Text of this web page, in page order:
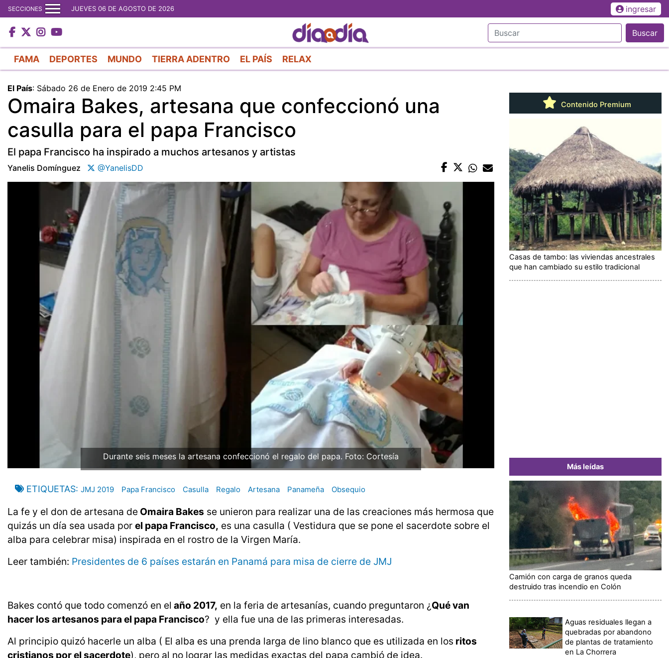
al
contenido
principal
SECCIONES JUEVES 06 DE AGOSTO DE 2026 ingresar
Buscar
FAMA DEPORTES MUNDO TIERRA ADENTRO EL PAÍS RELAX
El País: Sábado 26 de Enero de 2019 2:45 PM
Omaira Bakes, artesana que confeccionó una
casulla para el papa Francisco
El papa Francisco ha inspirado a muchos artesanos y artistas
Yanelis Domínguez @YanelisDD
Durante seis meses la artesana confeccionó el regalo del papa. Foto: Cortesía
ETIQUETAS JMJ 2019 Papa Francisco Casulla Regalo Artesana Panameña Obsequio
La fe y el don de artesana de Omaira Bakes se unieron para realizar una de las creaciones más hermosa que
quizás un día sea usada por el papa Francisco, es una casulla ( Vestidura que se pone el sacerdote sobre el
alba para celebrar misa) inspirada en el rostro de la Virgen María.
Leer también: Presidentes de 6 países estarán en Panamá para misa de cierre de JMJ
Bakes contó que todo comenzó en el año 2017, en la feria de artesanías, cuando preguntaron ¿Qué van
hacer los artesanos para el papa Francisco? y ella fue una de las primeras interesadas.
Al principio quizó hacerle un alba ( El alba es una prenda larga de lino blanco que es utilizada en los ritos
cristianos por el sacerdote), pero al no lograr las medidas exactas del papa cambió de idea.
Contenido Premium
Casas de tambo: las viviendas ancestrales
que han cambiado su estilo tradicional
Más leídas
Camión con carga de granos queda
destruido tras incendio en Colón
Aguas residuales llegan a
quebradas por abandono
de plantas de tratamiento
en La Chorrera